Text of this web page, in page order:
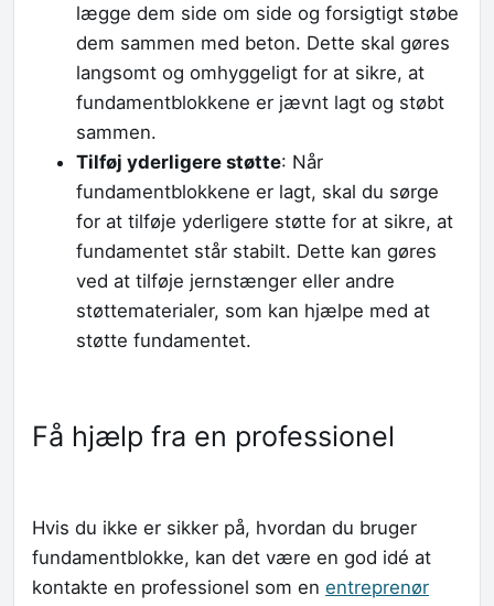
lægge dem side om side og forsigtigt støbe
dem sammen med beton. Dette skal gøres
langsomt og omhyggeligt for at sikre, at
fundamentblokkene er jævnt lagt og støbt
sammen.
Tilføj yderligere støtte: Når
fundamentblokkene er lagt, skal du sørge
for at tilføje yderligere støtte for at sikre, at
fundamentet står stabilt. Dette kan gøres
ved at tilføje jernstænger eller andre
støttematerialer, som kan hjælpe med at
støtte fundamentet.
Få hjælp fra en professionel
Hvis du ikke er sikker på, hvordan du bruger
fundamentblokke, kan det være en god idé at
kontakte en professionel som en entreprenør